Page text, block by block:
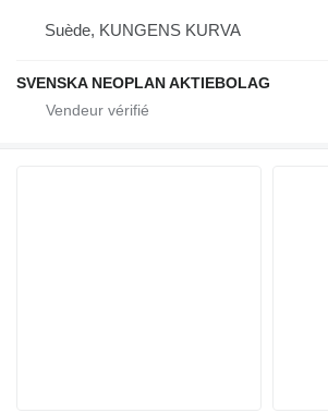
Suède, KUNGENS KURVA
SVENSKA NEOPLAN AKTIEBOLAG